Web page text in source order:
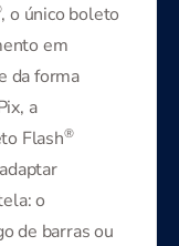
, o único boleto
em
da forma
a
Flash®
o
de barras ou